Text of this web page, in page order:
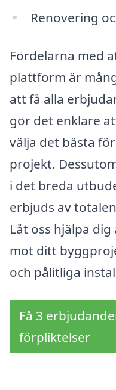
Renovering
Fördelarna med
plattform är
att få alla
gör det enklare
välja det bästa
projekt.
i det breda
erbjuds av
Låt oss hjälpa
mot ditt
och pålitliga
Få 3
förpliktelser